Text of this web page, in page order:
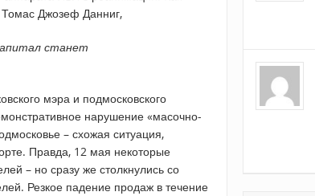
Томас Джозеф Данниг,
станет
мэра и подмосковского
нарушение «масочно-
– схожая ситуация,
Правда, 12 мая некоторые
– но сразу же столкнулись со
Резкое падение продаж в течение